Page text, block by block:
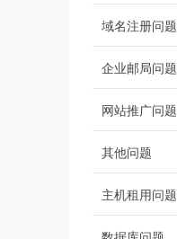
域名注册问题
企业邮局问题
网站推广问题
其他问题
主机租用问题